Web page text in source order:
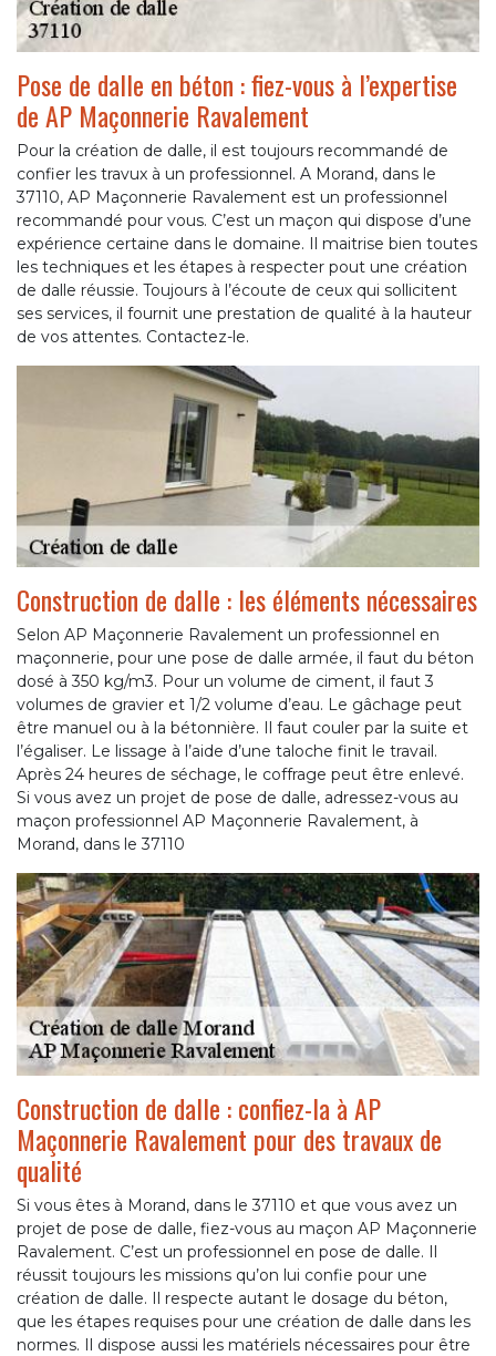
Pose de dalle en béton : fiez-vous à l’expertise
de AP Maçonnerie Ravalement
Pour la création de dalle, il est toujours recommandé de
confier les travux à un professionnel. A Morand, dans le
37110, AP Maçonnerie Ravalement est un professionnel
recommandé pour vous. C’est un maçon qui dispose d’une
expérience certaine dans le domaine. Il maitrise bien toutes
les techniques et les étapes à respecter pout une création
de dalle réussie. Toujours à l’écoute de ceux qui sollicitent
ses services, il fournit une prestation de qualité à la hauteur
de vos attentes. Contactez-le.
Construction de dalle : les éléments nécessaires
Selon AP Maçonnerie Ravalement un professionnel en
maçonnerie, pour une pose de dalle armée, il faut du béton
dosé à 350 kg/m3. Pour un volume de ciment, il faut 3
volumes de gravier et 1/2 volume d’eau. Le gâchage peut
être manuel ou à la bétonnière. Il faut couler par la suite et
l’égaliser. Le lissage à l’aide d’une taloche finit le travail.
Après 24 heures de séchage, le coffrage peut être enlevé.
Si vous avez un projet de pose de dalle, adressez-vous au
maçon professionnel AP Maçonnerie Ravalement, à
Morand, dans le 37110
Construction de dalle : confiez-la à AP
Maçonnerie Ravalement pour des travaux de
qualité
Si vous êtes à Morand, dans le 37110 et que vous avez un
projet de pose de dalle, fiez-vous au maçon AP Maçonnerie
Ravalement. C’est un professionnel en pose de dalle. Il
réussit toujours les missions qu’on lui confie pour une
création de dalle. Il respecte autant le dosage du béton,
que les étapes requises pour une création de dalle dans les
normes. Il dispose aussi les matériels nécessaires pour être